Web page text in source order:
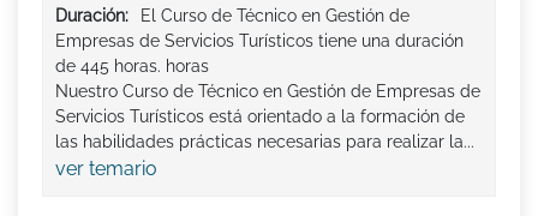
Duración:
El Curso de Técnico en Gestión de
Empresas de Servicios Turísticos tiene una duración
de 445 horas. horas
Nuestro Curso de Técnico en Gestión de Empresas de
Servicios Turísticos está orientado a la formación de
las habilidades prácticas necesarias para realizar la...
ver temario